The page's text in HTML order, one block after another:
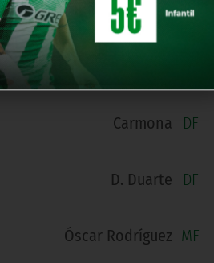
DF
Juan Iglesias
DF
Carmona
DF
D. Duarte
MF
Óscar Rodríguez